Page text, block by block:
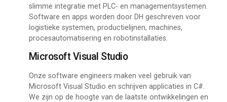
slimme integratie met PLC- en managementsystemen.
Software en apps worden door DH geschreven voor
logistieke systemen, productielijnen, machines,
procesautomatisering en robotinstallaties.
Microsoft Visual Studio
Onze software engineers maken veel gebruik van
Microsoft Visual Studio en schrijven applicaties in C#.
We zijn op de hoogte van de laatste ontwikkelingen en